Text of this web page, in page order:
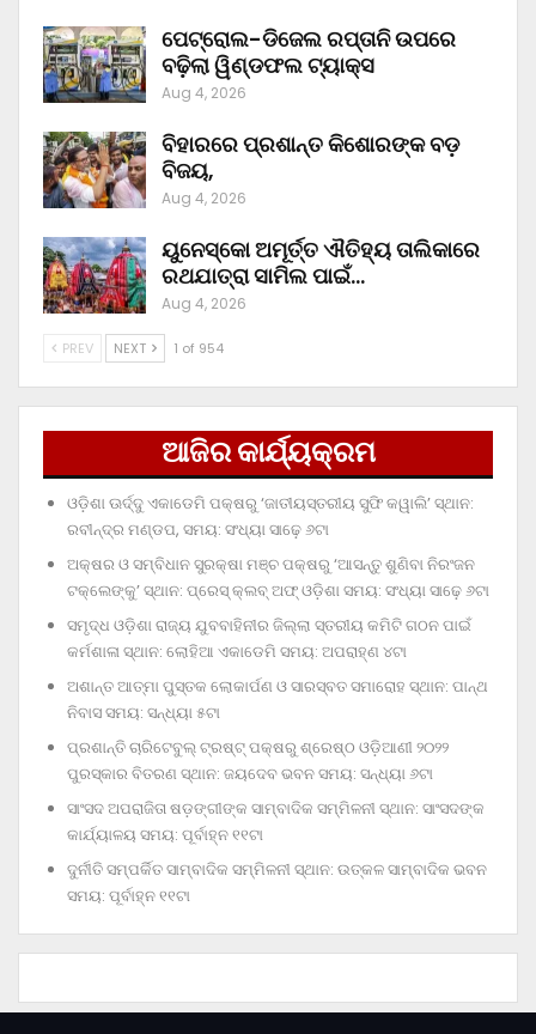
ପେଟ୍ରୋଲ-ଡିଜେଲ ରପ୍ତାନି ଉପରେ
ବଢ଼ିଲା ୱିଣ୍ଡଫଲ ଟ୍ୟାକ୍ସ
Aug 4, 2026
ବିହାରରେ ପ୍ରଶାନ୍ତ କିଶୋରଙ୍କ ବଡ଼
ବିଜୟ,
Aug 4, 2026
ୟୁନେସ୍କୋ ଅମୂର୍ତ୍ତ ଐତିହ୍ୟ ତାଲିକାରେ
ରଥଯାତ୍ରା ସାମିଲ ପାଇଁ…
Aug 4, 2026
PREV NEXT 1 of 954
ଆଜିର କାର୍ଯ୍ୟକ୍ରମ
ଓଡ଼ିଶା ଊର୍ଦ୍ଦୁ ଏକାଡେମି ପକ୍ଷରୁ ‘ଜାତୀୟସ୍ତରୀୟ ସୁଫି କୱାଲି’ ସ୍ଥାନ:
ରବୀନ୍ଦ୍ର ମଣ୍ଡପ, ସମୟ: ସଂଧ୍ୟା ସାଢ଼େ ୬ଟା
ଅକ୍ଷର ଓ ସମ୍ବିଧାନ ସୁରକ୍ଷା ମଞ୍ଚ ପକ୍ଷରୁ ‘ଆସନ୍ତୁ ଶୁଣିବା ନିରଂଜନ
ଟକ୍‌ଲେଙ୍କୁ’ ସ୍ଥାନ: ପ୍ରେସ୍‌ କ୍ଲବ୍‌ ଅଫ୍‌ ଓଡ଼ିଶା ସମୟ: ସଂଧ୍ୟା ସାଢ଼େ ୬ଟା
ସମୃଦ୍ଧ ଓଡ଼ିଶା ରାଜ୍ୟ ଯୁବବାହିନୀର ଜିଲ୍ଲା ସ୍ତରୀୟ କମିଟି ଗଠନ ପାଇଁ
କର୍ମଶାଳା ସ୍ଥାନ: ଲୋହିଆ ଏକାଡେମି ସମୟ: ଅପରାହ୍‌ଣ ୪ଟା
ଅଶାନ୍ତ ଆତ୍ମା ପୁସ୍ତକ ଲୋକାର୍ପଣ ଓ ସାରସ୍ବତ ସମାରୋହ ସ୍ଥାନ: ପାନ୍ଥ
ନିବାସ ସମୟ: ସନ୍ଧ୍ୟା ୫ଟା
ପ୍ରଶାନ୍ତି ଚାରିଟେବୁଲ୍‌ ଟ୍ରଷ୍ଟ୍‌ ପକ୍ଷରୁ ଶ୍ରେଷ୍ଠ ଓଡ଼ିଆଣୀ ୨୦୨୨
ପୁରସ୍କାର ବିତରଣ ସ୍ଥାନ: ଜୟଦେବ ଭବନ ସମୟ: ସନ୍ଧ୍ୟା ୬ଟା
ସାଂସଦ ଅପରାଜିତା ଷଡ଼ଙ୍ଗୀଙ୍କ ସାମ୍ବାଦିକ ସମ୍ମିଳନୀ ସ୍ଥାନ: ସାଂସଦଙ୍କ
କାର୍ଯ୍ୟାଳୟ ସମୟ: ପୂର୍ବାହ୍ନ ୧୧ଟା
ଦୁର୍ନୀତି ସମ୍ପର୍କିତ ସାମ୍ବାଦିକ ସମ୍ମିଳନୀ ସ୍ଥାନ: ଉତ୍କଳ ସାମ୍ବାଦିକ ଭବନ
ସମୟ: ପୂର୍ବାହ୍ନ ୧୧ଟା